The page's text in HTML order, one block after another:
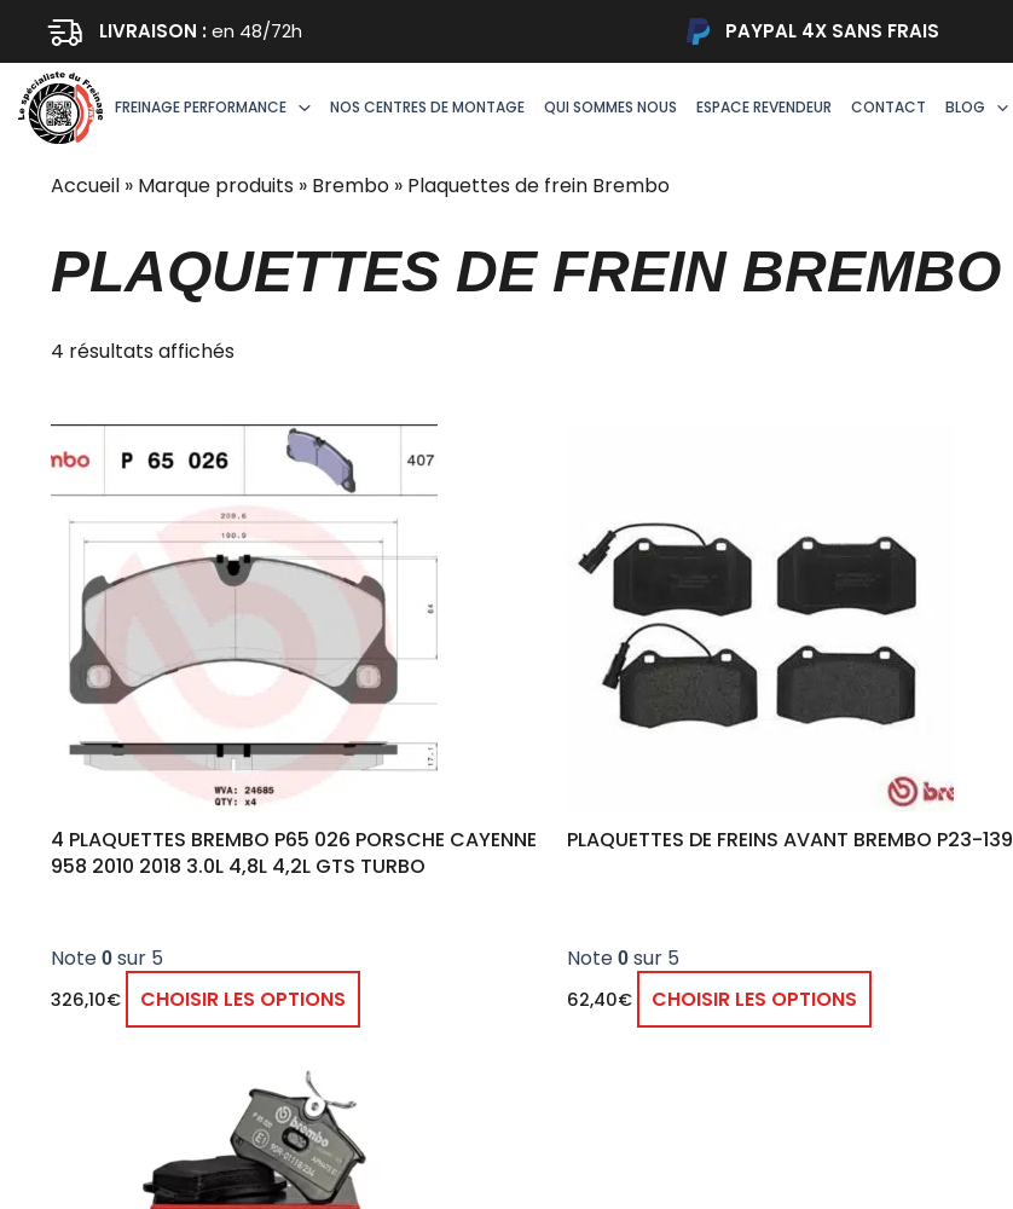
contenu
LIVRAISON : en 48/72h PAYPAL 4X SANS FRAIS
FREINAGE PERFORMANCE NOS CENTRES DE MONTAGE QUI SOMMES NOUS ESPACE REVENDEUR CONTACT BLOG
Accueil » Marque produits » Brembo » Plaquettes de frein Brembo
PLAQUETTES DE FREIN BREMBO
4 résultats affichés
décroissant
4 PLAQUETTES BREMBO P65 026 PORSCHE CAYENNE
958 2010 2018 3.0L 4,8L 4,2L GTS TURBO
Note 0 sur 5
326,10€ CHOISIR LES OPTIONS
PLAQUETTES DE FREINS AVANT BREMBO P23-139
Note 0sur 5
62,40€ CHOISIR LES OPTIONS